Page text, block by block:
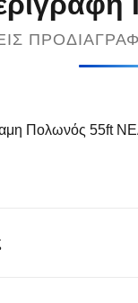
Πολωνός 55ft